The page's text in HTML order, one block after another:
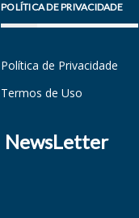
POLÍTICA DE PRIVACIDADE
Política de Privacidade
Termos de Uso
NewsLetter